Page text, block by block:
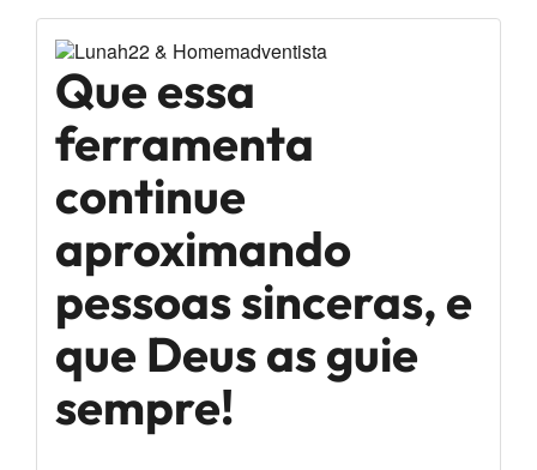
procura um
amor em
Cristo.
Que essa
ferramenta
continue
aproximando
pessoas sinceras, e
que Deus as guie
sempre!